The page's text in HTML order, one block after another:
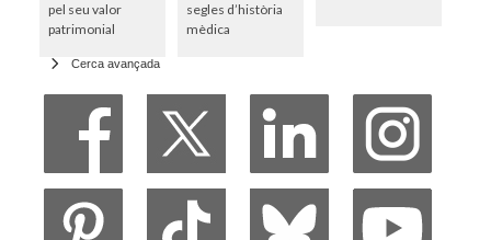
pel seu valor
patrimonial
segles d’història
mèdica
Cerca avançada